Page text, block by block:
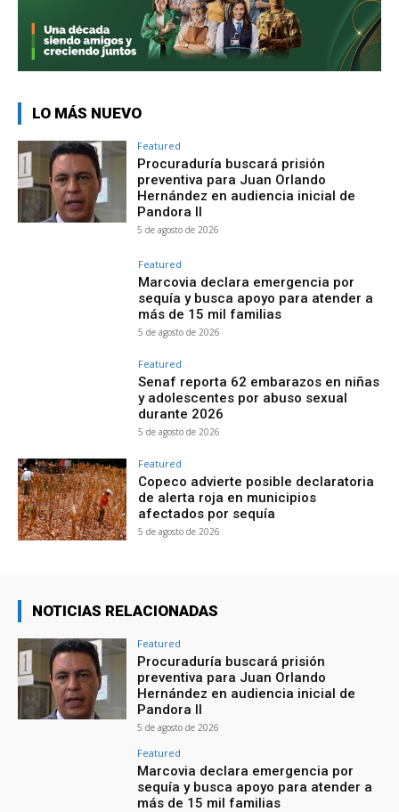
LO MÁS NUEVO
Featured
Procuraduría buscará prisión
preventiva para Juan Orlando
Hernández en audiencia inicial de
Pandora II
5 de agosto de 2026
Featured
Marcovia declara emergencia por
sequía y busca apoyo para atender a
más de 15 mil familias
5 de agosto de 2026
Featured
Senaf reporta 62 embarazos en niñas
y adolescentes por abuso sexual
durante 2026
5 de agosto de 2026
Featured
Copeco advierte posible declaratoria
de alerta roja en municipios
afectados por sequía
5 de agosto de 2026
NOTICIAS RELACIONADAS
Featured
Procuraduría buscará prisión
preventiva para Juan Orlando
Hernández en audiencia inicial de
Pandora II
5 de agosto de 2026
Featured
Marcovia declara emergencia por
sequía y busca apoyo para atender a
más de 15 mil familias